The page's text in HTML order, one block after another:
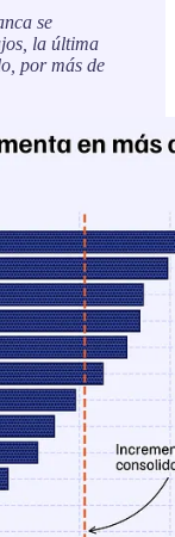
se
la última
por más de